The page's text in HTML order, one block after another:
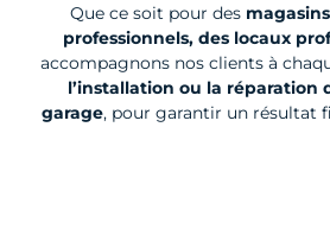
Que ce soit pour des magasins
professionnels, des locaux
accompagnons nos clients à
l’installation ou la réparation
garage, pour garantir un résultat